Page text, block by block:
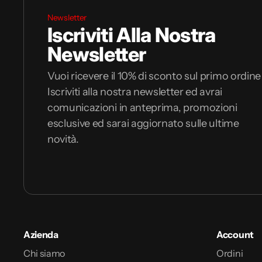
Newsletter
Iscriviti Alla Nostra
Newsletter
Vuoi ricevere il 10% di sconto sul primo
Iscriviti alla nostra newsletter ed avrai
comunicazioni in anteprima, promozioni
esclusive ed sarai aggiornato sulle ultime
novità.
Azienda
Chi siamo
Account
Ordini